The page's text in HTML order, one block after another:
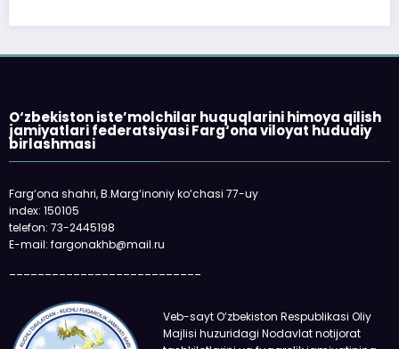
O‘zbekiston iste’molchilar huquqlarini himoya qilish
jamiyatlari federatsiyasi Farg‘ona viloyat hududiy
birlashmasi
telefon: 73-2445198
E-mail: fargonakhb@mail.ru
___________________________